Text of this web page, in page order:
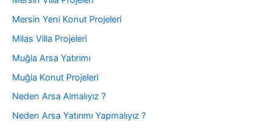
Mersin Yeni Konut Projeleri
Milas Villa Projeleri
Muğla Arsa Yatırımı
Muğla Konut Projeleri
Neden Arsa Almalıyız ?
Neden Arsa Yatırımı Yapmalıyız ?